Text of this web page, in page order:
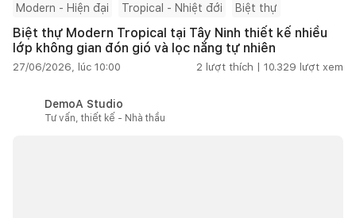
Modern - Hiện đại Tropical - Nhiệt đới Biệt thự
Biệt thự Modern Tropical tại Tây Ninh thiết kế nhiều
lớp không gian đón gió và lọc nắng tự nhiên
27/06/2026, lúc 10:00 2 lượt thích | 10.329 lượt xem
DemoA Studio
Tư vấn, thiết kế - Nhà thầu